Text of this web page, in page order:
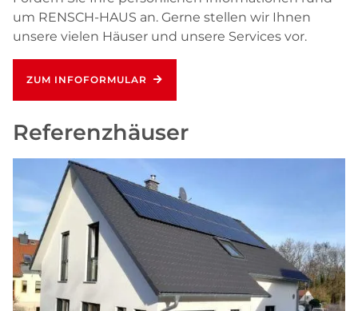
um RENSCH-HAUS an. Gerne stellen wir Ihnen
unsere vielen Häuser und unsere Services vor.
ZUM INFOFORMULAR
Referenzhäuser